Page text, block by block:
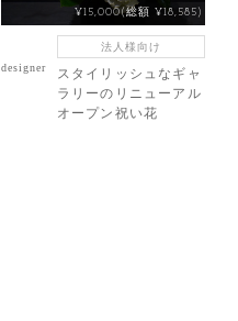
¥15,000(総額 ¥18,585)
designer
法人様向け
スタイリッシュなギャ
ラリーのリニューアル
オープン祝い花